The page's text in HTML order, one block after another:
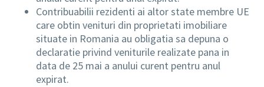
Contribuabilii rezidenti ai altor state membre UE
care obtin venituri din proprietati imobiliare
situate in Romania au obligatia sa depuna o
declaratie privind veniturile realizate pana in
data de 25 mai a anului curent pentru anul
expirat.